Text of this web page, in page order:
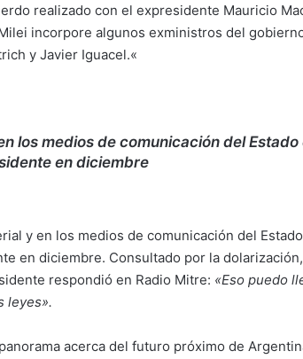
realizado con el expresidente Mauricio
incorpore algunos exministros del
y Javier Iguacel.«
los medios de comunicación del
en diciembre
y en los medios de comunicación del
en diciembre. Consultado por la
respondió en Radio Mitre: «Eso puedo
leyes».
acerca del futuro próximo de